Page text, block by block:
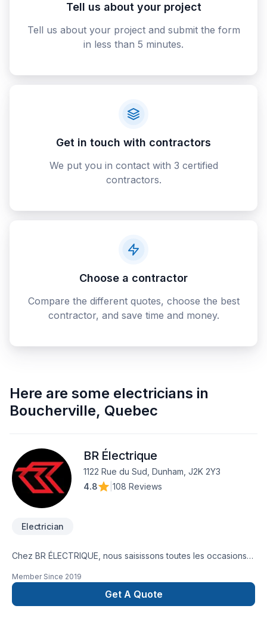
Tell us about your project
Tell us about your project and submit the form
in less than 5 minutes.
Get in touch with contractors
We put you in contact with 3 certified
contractors.
Choose a contractor
Compare the different quotes, choose the best
contractor, and save time and money.
Here are some electricians in
Boucherville, Quebec
BR Électrique
1122 Rue du Sud, Dunham, J2K 2Y3
4.8
108 Reviews
Electrician
Chez BR ÉLECTRIQUE, nous saisissons toutes les occasions
voulons être reconnus dans notre domaine pour notre
fiabilité, notre rapidité et l’excellence de nos services. Nous
comprenons qu’il est impératif de toujours se dépasser et de
Member Since 2019
Get A Quote